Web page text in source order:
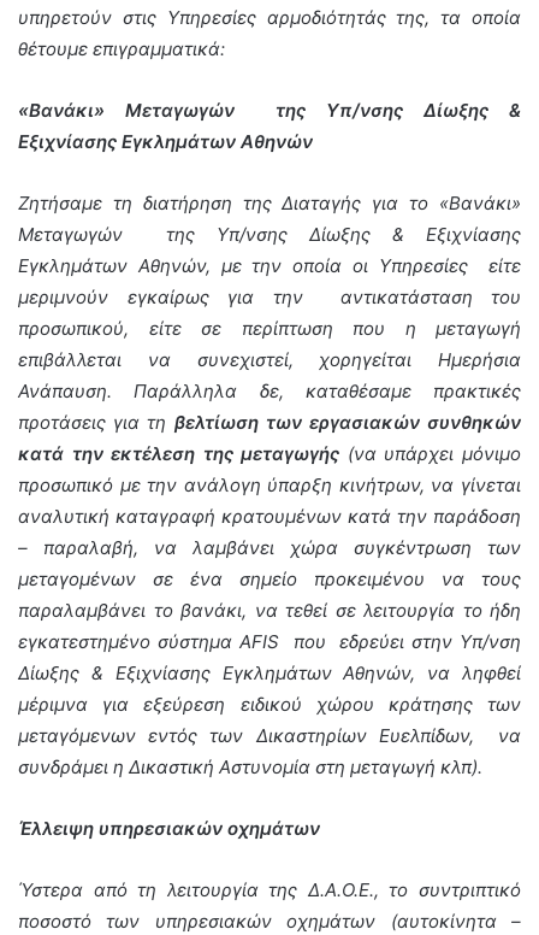
υπηρετούν στις Υπηρεσίες αρμοδιότητάς της, τα οποία
θέτουμε επιγραμματικά:
«Βανάκι» Μεταγωγών της Υπ/νσης Δίωξης &
Εξιχνίασης Εγκλημάτων Αθηνών
Ζητήσαμε τη διατήρηση της Διαταγής για το «Βανάκι»
Μεταγωγών της Υπ/νσης Δίωξης & Εξιχνίασης
Εγκλημάτων Αθηνών, με την οποία οι Υπηρεσίες είτε
μεριμνούν εγκαίρως για την αντικατάσταση του
προσωπικού, είτε σε περίπτωση που η μεταγωγή
επιβάλλεται να συνεχιστεί, χορηγείται Ημερήσια
Ανάπαυση. Παράλληλα δε, καταθέσαμε πρακτικές
προτάσεις για τη βελτίωση των εργασιακών συνθηκών
κατά την εκτέλεση της μεταγωγής (να υπάρχει μόνιμο
προσωπικό με την ανάλογη ύπαρξη κινήτρων, να γίνεται
αναλυτική καταγραφή κρατουμένων κατά την παράδοση
– παραλαβή, να λαμβάνει χώρα συγκέντρωση των
μεταγομένων σε ένα σημείο προκειμένου να τους
παραλαμβάνει το βανάκι, να τεθεί σε λειτουργία το ήδη
εγκατεστημένο σύστημα AFIS που εδρεύει στην Υπ/νση
Δίωξης & Εξιχνίασης Εγκλημάτων Αθηνών, να ληφθεί
μέριμνα για εξεύρεση ειδικού χώρου κράτησης των
μεταγόμενων εντός των Δικαστηρίων Ευελπίδων, να
συνδράμει η Δικαστική Αστυνομία στη μεταγωγή κλπ).
Έλλειψη υπηρεσιακών οχημάτων
Ύστερα από τη λειτουργία της Δ.Α.Ο.Ε., το συντριπτικό
ποσοστό των υπηρεσιακών οχημάτων (αυτοκίνητα –